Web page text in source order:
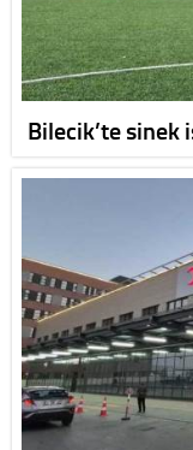
Bilecik’te sinek